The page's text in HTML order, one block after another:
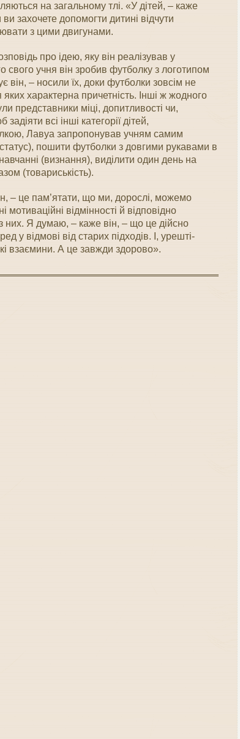
на загальному тлі. «У дітей, – каже
захочете допомогти дитині відчути
з цими двигунами.
про ідею, яку він реалізував у
свого учня він зробив футболку з логотипом
він, – носили їх, доки футболки зовсім не
яких характерна причетність. Інші ж жодного
представники міці, допитливості чи,
всі інші категорії дітей,
Лавуа запропонував учням самим
статус), пошити футболки з довгими рукавами в
(визнання), виділити один день на
(товариськість).
– це пам’ятати, що ми, дорослі, можемо
мотиваційні відмінності й відповідно
них. Я думаю, – каже він, – що це дійсно
у відмові від старих підходів. І, урешті-
взаємини. А це завжди здорово».